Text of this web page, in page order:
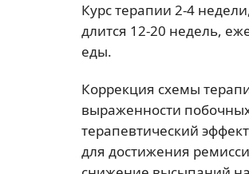
Курс терапии 2-4
длится 12-20 недель,
еды.
Коррекция схемы
выраженности
терапевтический
для достижения